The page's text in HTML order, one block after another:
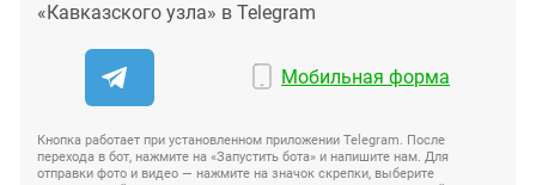
«Кавказского узла» в Telegram
Мобильная форма
Кнопка работает при установленном приложении Telegram. После
перехода в бот, нажмите на «Запустить бота» и напишите нам. Для
отправки фото и видео — нажмите на значок скрепки, выберите